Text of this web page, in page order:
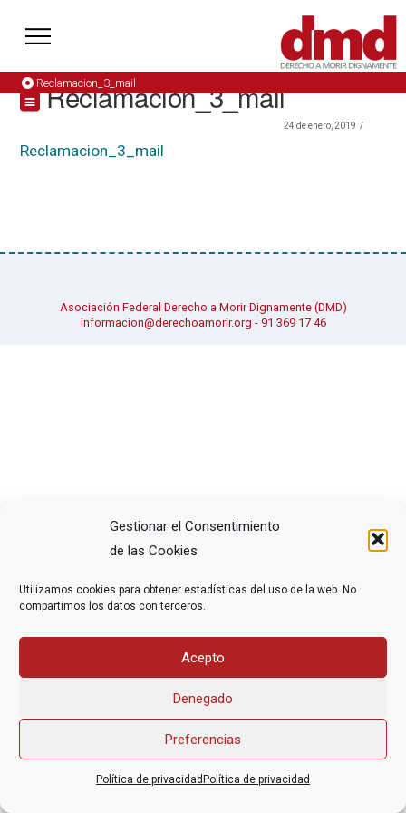
Gestionar el Consentimiento
de las Cookies
Utilizamos cookies para obtener estadísticas del uso de la web. No
compartimos los datos con terceros.
Acepto
Denegado
Preferencias
Política de privacidad Política de privacidad
Reclamacion_3_mail
Reclamacion_3_mail
24 de enero, 2019
Reclamacion_3_mail
Asociación Federal Derecho a Morir Dignamente (DMD)
informacion@derechoamorir.org - 91 369 17 46